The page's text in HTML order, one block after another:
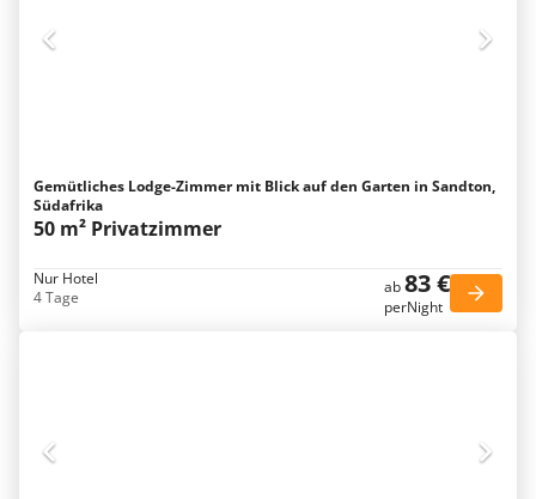
Gemütliches Lodge-Zimmer mit Blick auf den Garten in Sandton,
Südafrika
50 m² Privatzimmer
Nur Hotel
4 Tage
ab83 €
perNight